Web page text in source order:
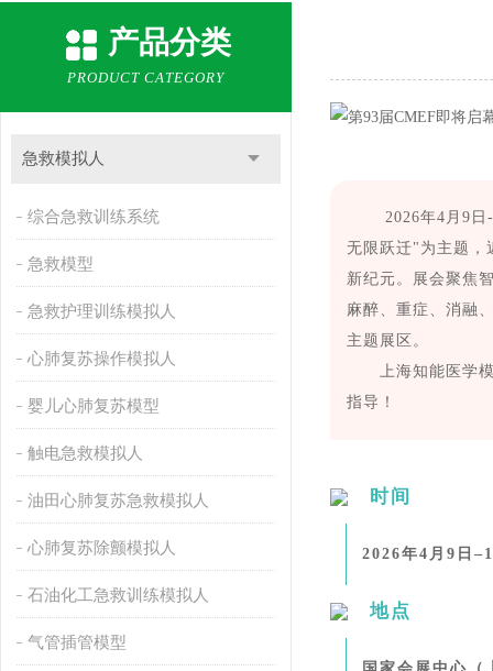
产品分类
PRODUCT CATEGORY
急救模拟人
综合急救训练系统
急救模型
急救护理训练模拟人
心肺复苏操作模拟人
婴儿心肺复苏模型
触电急救模拟人
油田心肺复苏急救模拟人
心肺复苏除颤模拟人
石油化工急救训练模拟人
气管插管模型
2026年4月9日-12
无限跃迁"为主题，
新纪元。展会聚焦
麻醉、重症、消融
主题展区。
上海知能医学模
指导！
时间
2026年4月9日
地点